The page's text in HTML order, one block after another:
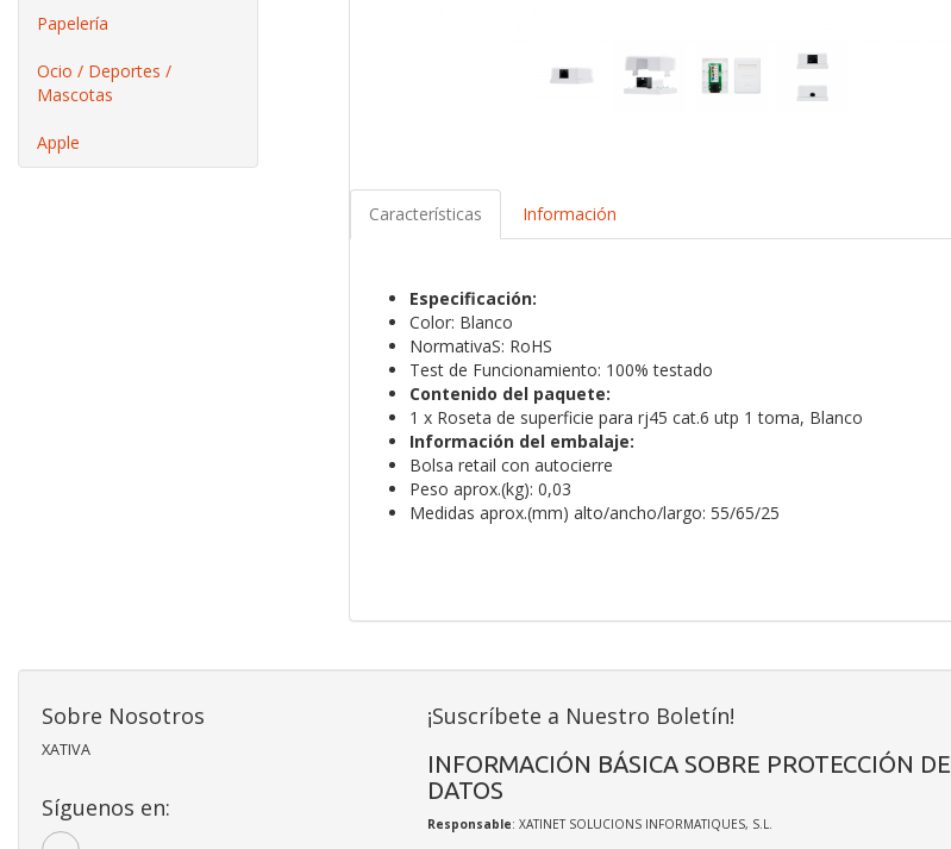
Papelería
Ocio / Deportes /
Mascotas
Apple
Características Información
Especificación:
Color: Blanco
NormativaS: RoHS
Test de Funcionamiento: 100% testado
Contenido del paquete:
1 x Roseta de superficie para rj45 cat.6 utp 1 toma, Blanco
Información del embalaje:
Bolsa retail con autocierre
Peso aprox.(kg): 0,03
Medidas aprox.(mm) alto/ancho/largo: 55/65/25
Sobre Nosotros
XATIVA
Síguenos en:
¡Suscríbete a Nuestro Boletín!
INFORMACIÓN BÁSICA SOBRE PROTECCIÓN DE
DATOS
Responsable: XATINET SOLUCIONS INFORMATIQUES, S.L.